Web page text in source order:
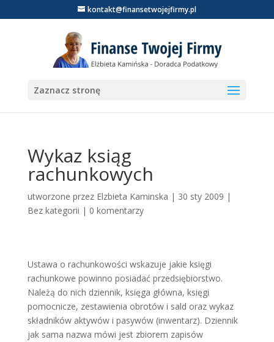
kontakt@finansetwojejfirmy.pl
Zaznacz stronę
Wykaz ksiąg
rachunkowych
utworzone przez Elzbieta Kaminska | 30 sty 2009 |
Bez kategorii | 0 komentarzy
Ustawa o rachunkowości wskazuje jakie księgi
rachunkowe powinno posiadać przedsiębiorstwo.
Należą do nich dziennik, księga główna, księgi
pomocnicze, zestawienia obrotów i sald oraz wykaz
składników aktywów i pasywów (inwentarz). Dziennik
jak sama nazwa mówi jest zbiorem zapisów